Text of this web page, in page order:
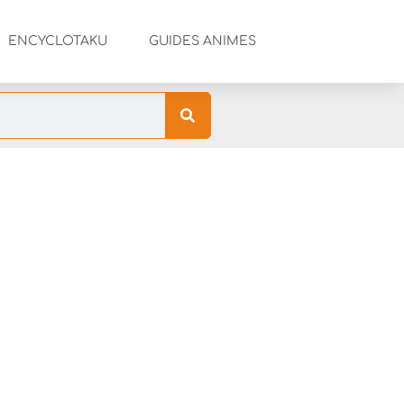
ENCYCLOTAKU GUIDES ANIMES